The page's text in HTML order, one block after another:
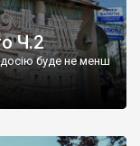
Ч.2
буде не менш